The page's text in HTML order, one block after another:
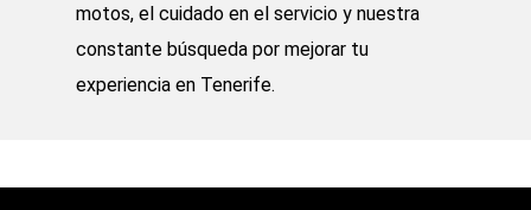
motos, el cuidado en el servicio y nuestra
constante búsqueda por mejorar tu
experiencia en Tenerife.